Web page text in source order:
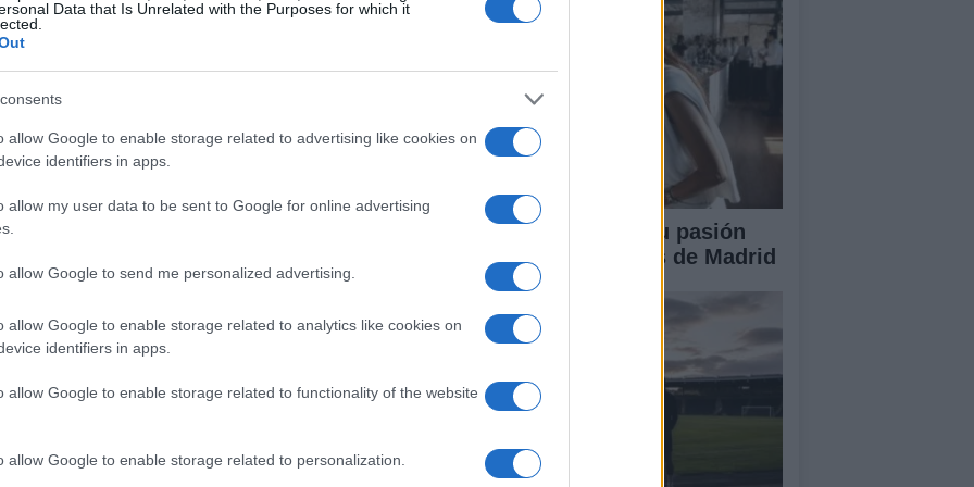
Data that Is Unrelated with the Purposes for which it
allow Google to enable storage related to advertising like cookies on
identifiers in apps.
allow my user data to be sent to Google for online advertising
allow Google to send me personalized advertising.
allow Google to enable storage related to analytics like cookies on
identifiers in apps.
allow Google to enable storage related to functionality of the website
allow Google to enable storage related to personalization.
San Van para Skate 2
para descargar
juego de skate. Esta semana ha aparecido un nuevo
descargable, Classic San Van.
Las Crónicas de Riddick:
on Dark Athena
que decir que a mi, Las Crónicas de Riddick: Assault on
Athena, era un juego que no me llamaba lo más mínimo la
el tipo…
Weekend 2009: Cosplay,
Clara P. Villalón y su pasión
por los restaurantes de Madrid